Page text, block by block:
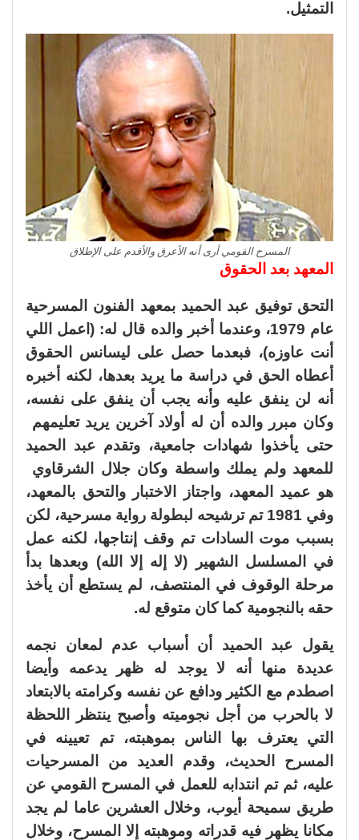
التمثيل.
المسرح القومي أرى أنه الأعرق والأقدم على الإطلاق
المعهد بعد الحقوق
التحق توفيق عبد الحميد بمعهد الفنون المسرحية
عام 1979، وعندما أخبر والده قال له: (اعمل اللي
أنت عاوزه)، فبعدما حصل على ليسانس الحقوق
أعطاه الحق في دراسة ما يريد بعدها، لكنه أخبره
أنه لن ينفق عليه وأنه يجب أن ينفق على نفسه،
وكان مبرر والده أن له أولاد آخرين يريد تعليمهم
حتى يأخذوا شهادات جامعية، وتقدم عبد الحميد
للمعهد ولم يملك واسطة وكان جلال الشرقاوي
هو عميد المعهد، واجتاز الاختبار والتحق بالمعهد،
وفي 1981 تم ترشيحه لبطولة رواية مسرحية، لكن
بسبب موت السادات تم وقف إنتاجها، لكنه عمل
في المسلسل الشهير (لا إله إلا الله) وبعدها بدأ
مرحلة الوقوف في المنتصف، لم يستطع أن يأخذ
حقه بالنجومية كما كان متوقع له.
يقول عبد الحميد أن أسباب عدم لمعان نجمه
عديدة منها أنه لا يوجد له ظهر يدعمه وأيضا
اصطدم مع الكثير ودافع عن نفسه وكرامته بالابتعاد
لا بالحرب من أجل نجوميته وأصبح ينتظر اللحظة
التي يعترف بها الناس بموهبته، تم تعيينه في
المسرح الحديث، وقدم العديد من المسرحيات
عليه، ثم تم انتدابه للعمل في المسرح القومي عن
طريق سميحة أيوب، وخلال العشرين عاما لم يجد
مكانا يظهر فيه قدراته وموهبته إلا المسرح، وخلال